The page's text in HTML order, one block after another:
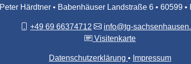
Peter Härdtner • Babenhäuser Landstraße 6 • 60599 •
+49 69 66374712
info@tg-
Visitenkarte
Datenschutzerklärung Impressum